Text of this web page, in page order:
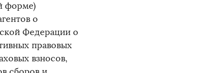
форме)
о
Федерации о
правовых
взносов,